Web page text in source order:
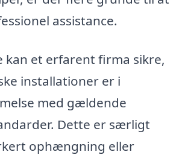
assistance.
kan et erfarent firma sikre,
installationer er i
med gældende
Dette er særligt
ophængning eller